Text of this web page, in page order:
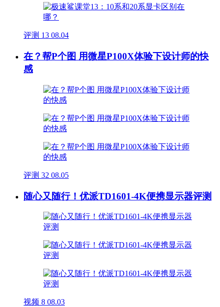
评测 13 08.04
在？帮P个图 用微星P100X体验下设计师的快
感
评测 32 08.05
随心又随行！优派TD1601-4K便携显示器评测
视频 8 08.03